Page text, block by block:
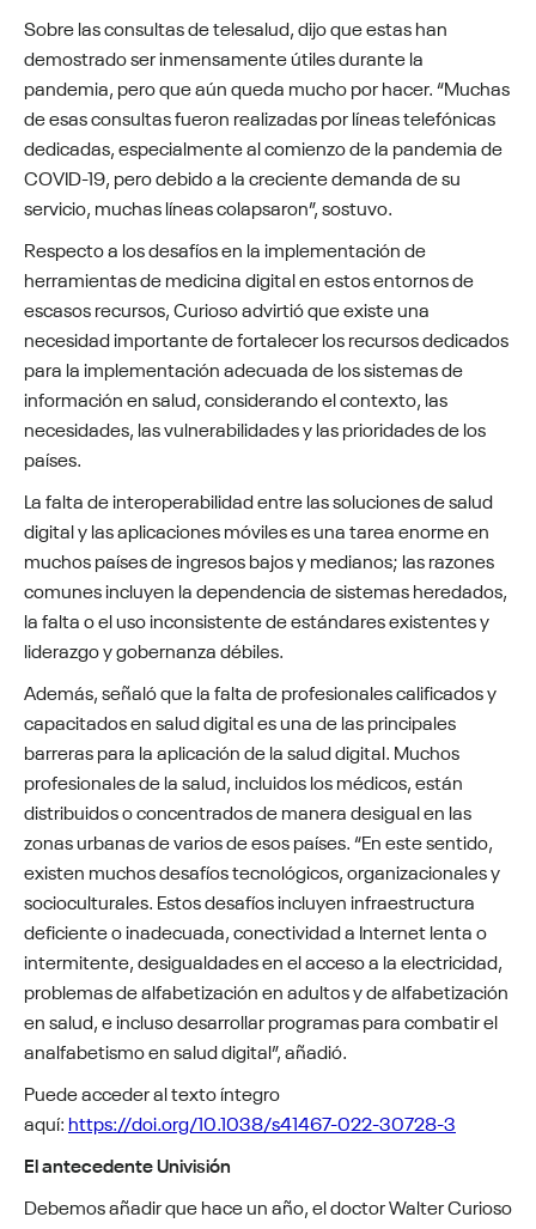
Sobre las consultas de telesalud, dijo que estas han
demostrado ser inmensamente útiles durante la
pandemia, pero que aún queda mucho por hacer. “Muchas
de esas consultas fueron realizadas por líneas telefónicas
dedicadas, especialmente al comienzo de la pandemia de
COVID-19, pero debido a la creciente demanda de su
servicio, muchas líneas colapsaron”, sostuvo.
Respecto a los desafíos en la implementación de
herramientas de medicina digital en estos entornos de
escasos recursos, Curioso advirtió que existe una
necesidad importante de fortalecer los recursos dedicados
para la implementación adecuada de los sistemas de
información en salud, considerando el contexto, las
necesidades, las vulnerabilidades y las prioridades de los
países.
La falta de interoperabilidad entre las soluciones de salud
digital y las aplicaciones móviles es una tarea enorme en
muchos países de ingresos bajos y medianos; las razones
comunes incluyen la dependencia de sistemas heredados,
la falta o el uso inconsistente de estándares existentes y
liderazgo y gobernanza débiles.
Además, señaló que la falta de profesionales calificados y
capacitados en salud digital es una de las principales
barreras para la aplicación de la salud digital. Muchos
profesionales de la salud, incluidos los médicos, están
distribuidos o concentrados de manera desigual en las
zonas urbanas de varios de esos países. “En este sentido,
existen muchos desafíos tecnológicos, organizacionales y
socioculturales. Estos desafíos incluyen infraestructura
deficiente o inadecuada, conectividad a Internet lenta o
intermitente, desigualdades en el acceso a la electricidad,
problemas de alfabetización en adultos y de alfabetización
en salud, e incluso desarrollar programas para combatir el
analfabetismo en salud digital”, añadió.
Puede acceder al texto íntegro
aquí: https://doi.org/10.1038/s41467-022-30728-3
El antecedente Univisión
Debemos añadir que hace un año, el doctor Walter Curioso